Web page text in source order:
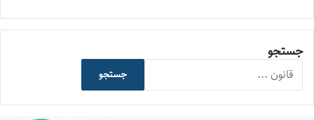
جستجو
جستجو